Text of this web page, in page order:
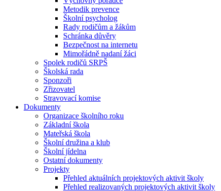
Metodik prevence
Školní psycholog
Rady rodičům a žákům
Schránka důvěry
Bezpečnost na internetu
Mimořádně nadaní žáci
Spolek rodičů SRPŠ
Školská rada
Sponzoři
Zřizovatel
Stravovací komise
Dokumenty
Organizace školního roku
Základní škola
Mateřská škola
Školní družina a klub
Školní jídelna
Ostatní dokumenty
Projekty
Přehled aktuálních projektových aktivit školy
Přehled realizovaných projektových aktivit školy